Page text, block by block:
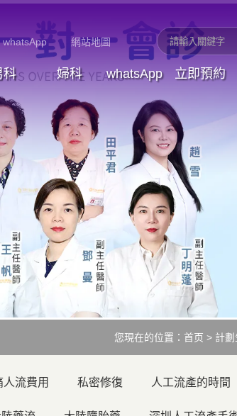
whatsApp 網站地圖
科 婦科 whatsApp 立即預約
您現在的位置： 首页 > 計劃
人流費用 私密修復 人工流產的時間